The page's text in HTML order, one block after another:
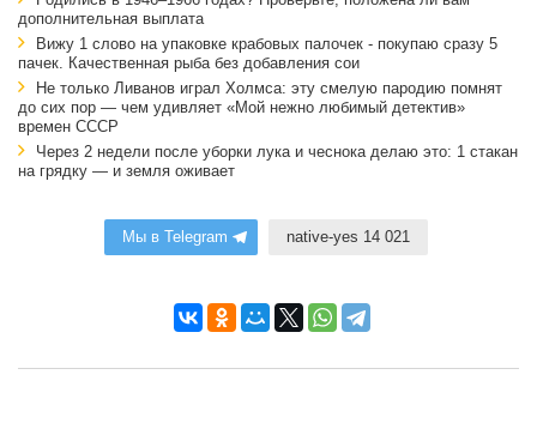
дополнительная выплата
Вижу 1 слово на упаковке крабовых палочек - покупаю сразу 5
пачек. Качественная рыба без добавления сои
Не только Ливанов играл Холмса: эту смелую пародию помнят
до сих пор — чем удивляет «Мой нежно любимый детектив»
времен СССР
Через 2 недели после уборки лука и чеснока делаю это: 1 стакан
на грядку — и земля оживает
Мы в Telegram native-yes 14 021